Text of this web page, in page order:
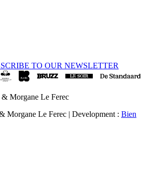
TO OUR NEWSLETTER
Morgane Le Ferec
Morgane Le Ferec | Development : Bien